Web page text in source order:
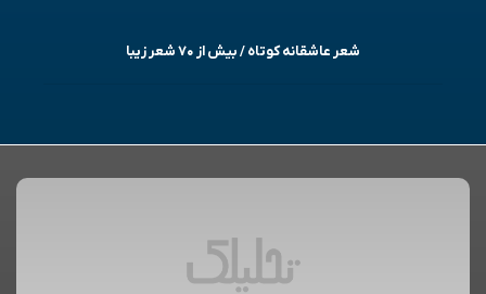
شعر عاشقانه کوتاه / بیش از ۷۰ شعر زیبا